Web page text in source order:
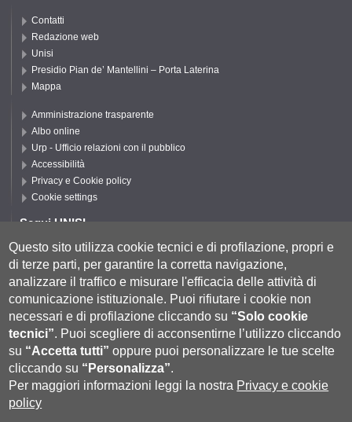
Contatti
Redazione web
Unisi
Presidio Pian de’ Mantellini – Porta Laterina
Mappa
Amministrazione trasparente
Albo online
Urp - Ufficio relazioni con il pubblico
Accessibilità
Privacy e Cookie policy
Cookie settings
Segui UNISI
Segui DSFTA
Questo sito utilizza cookie tecnici e di profilazione, propri e
di terze parti, per garantire la corretta navigazione,
analizzare il traffico e misurare l'efficacia delle attività di
comunicazione istituzionale. Puoi rifiutare i cookie non
necessari e di profilazione cliccando su “Solo cookie
tecnici”. Puoi scegliere di acconsentirne l’utilizzo cliccando
su “Accetta tutti” oppure puoi personalizzare le tue scelte
cliccando su “Personalizza”.
Per maggiori informazioni leggi la nostra Privacy e cookie
policy